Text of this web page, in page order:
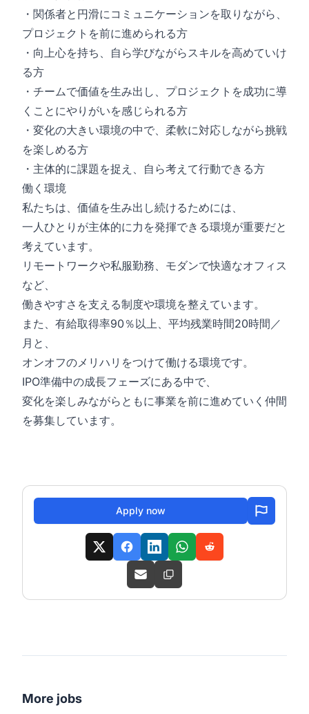
・関係者と円滑にコミュニケーションを取りながら、
プロジェクトを前に進められる方
・向上心を持ち、自ら学びながらスキルを高めていけ
る方
・チームで価値を生み出し、プロジェクトを成功に導
くことにやりがいを感じられる方
・変化の大きい環境の中で、柔軟に対応しながら挑戦
を楽しめる方
・主体的に課題を捉え、自ら考えて行動できる方
働く環境
私たちは、価値を生み出し続けるためには、
一人ひとりが主体的に力を発揮できる環境が重要だと
考えています。
リモートワークや私服勤務、モダンで快適なオフィス
など、
働きやすさを支える制度や環境を整えています。
また、有給取得率90％以上、平均残業時間20時間／
月と、
オンオフのメリハリをつけて働ける環境です。
IPO準備中の成長フェーズにある中で、
変化を楽しみながらともに事業を前に進めていく仲間
を募集しています。
Apply now
More jobs